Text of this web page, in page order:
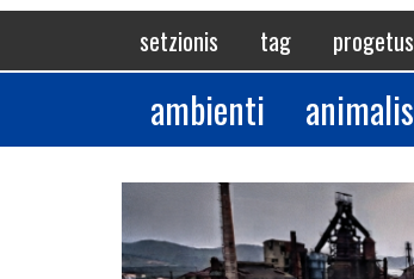
Navigazione
principale
setzionis tag progetus
Sezioni
ambienti animalis